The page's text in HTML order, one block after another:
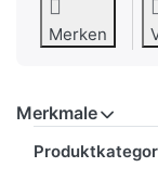
Merken
Merkmale